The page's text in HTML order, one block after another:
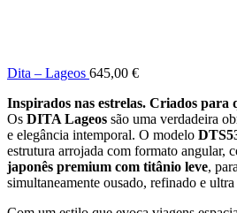
Dita – Lageos 645,00 €
Inspirados nas estrelas. Criados
Os DITA Lageos são uma verdadeira
e elegância intemporal. O modelo
estrutura arrojada com formato angular,
japonês premium com titânio leve,
simultaneamente ousado, refinado e